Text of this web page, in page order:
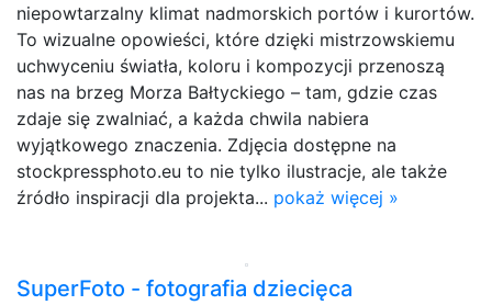
niepowtarzalny klimat nadmorskich portów i kurortów.
To wizualne opowieści, które dzięki mistrzowskiemu
uchwyceniu światła, koloru i kompozycji przenoszą
nas na brzeg Morza Bałtyckiego – tam, gdzie czas
zdaje się zwalniać, a każda chwila nabiera
wyjątkowego znaczenia. Zdjęcia dostępne na
stockpressphoto.eu to nie tylko ilustracje, ale także
źródło inspiracji dla projekta... pokaż więcej »
SuperFoto - fotografia dziecięca